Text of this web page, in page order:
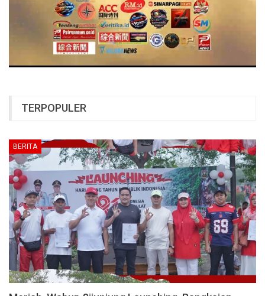
TERPOPULER
BERITA